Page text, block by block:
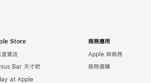
Store
直營店
Bar 天才吧
at Apple
商務應用
Apple 與商務
商務選購